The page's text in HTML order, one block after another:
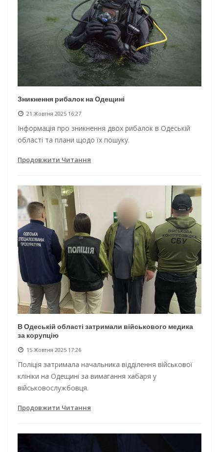
Зникнення рибалок на Одещині
21 Жовтня 2025 16:27
Інформація про зникнення двох рибалок в Одеській
області та плани щодо їх пошуку.
Продовжити Читання
В Одеській області затримали військового медика
за корупцію
15 Жовтня 2025 17:26
Поліція затримала начальника відділення військової
клініки на Одещині за вимагання хабаря у
військовослужбовця.
Продовжити Читання